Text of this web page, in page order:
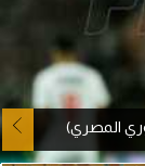
المصري)